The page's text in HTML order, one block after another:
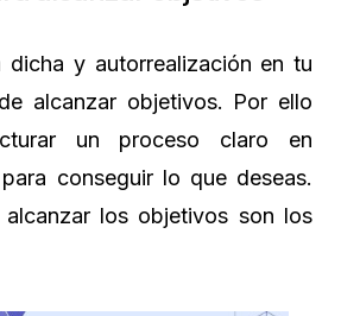
dicha y autorrealización en tu
alcanzar objetivos. Por ello
un proceso claro en
conseguir lo que deseas.
los objetivos son los